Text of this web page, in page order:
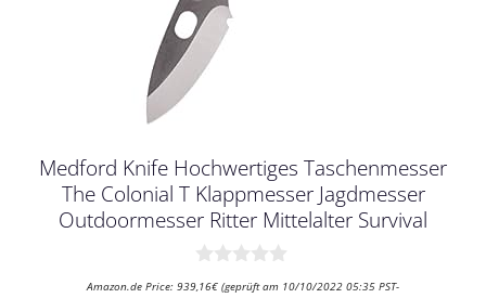
Medford Knife Hochwertiges Taschenmesser
The Colonial T Klappmesser Jagdmesser
Outdoormesser Ritter Mittelalter Survival
Amazon.de Price: 939,16€ (geprüft am 10/10/2022 05:35 PST-